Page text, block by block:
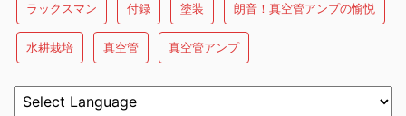
ラックスマン 付録 塗装 朗音！真空管アンプの愉悦
水耕栽培 真空管 真空管アンプ